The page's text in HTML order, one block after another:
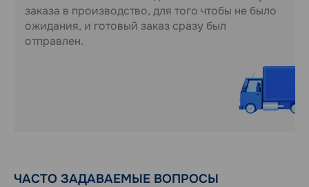
заказа в производство, для того чтобы не было
ожидания, и готовый заказ сразу был
отправлен.
ЧАСТО ЗАДАВАЕМЫЕ ВОПРОСЫ